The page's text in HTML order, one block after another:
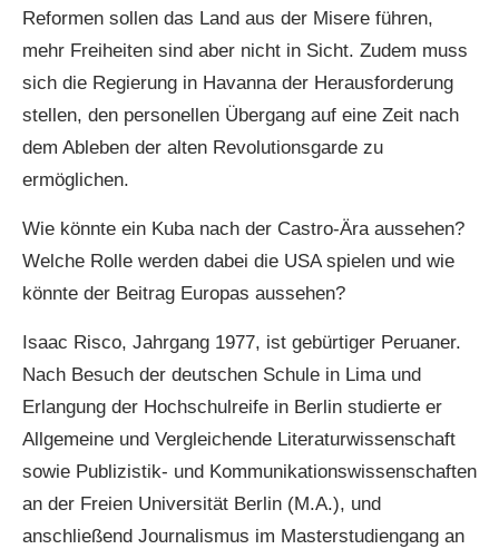
Reformen sollen das Land aus der Misere führen,
mehr Freiheiten sind aber nicht in Sicht. Zudem muss
sich die Regierung in Havanna der Herausforderung
stellen, den personellen Übergang auf eine Zeit nach
dem Ableben der alten Revolutionsgarde zu
ermöglichen.
Wie könnte ein Kuba nach der Castro-Ära aussehen?
Welche Rolle werden dabei die USA spielen und wie
könnte der Beitrag Europas aussehen?
Isaac Risco, Jahrgang 1977, ist gebürtiger Peruaner.
Nach Besuch der deutschen Schule in Lima und
Erlangung der Hochschulreife in Berlin studierte er
Allgemeine und Vergleichende Literaturwissenschaft
sowie Publizistik- und Kommunikationswissenschaften
an der Freien Universität Berlin (M.A.), und
anschließend Journalismus im Masterstudiengang an